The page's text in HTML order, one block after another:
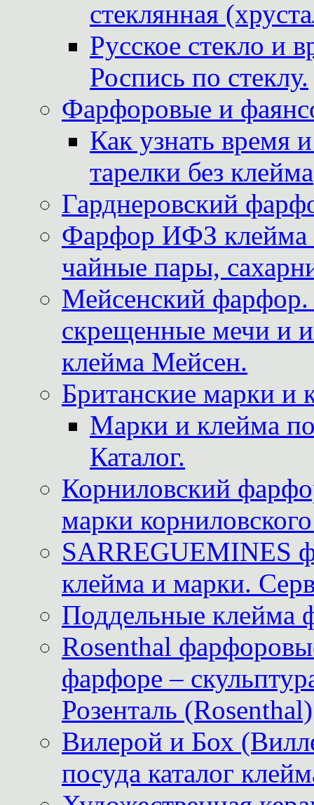
стеклянная
Русское стекло и
Роспись по стеклу.
Фарфоровые и
Как узнать время
тарелки без клейма
Гарднеровский
Фарфор ИФЗ клейма
чайные пары,
Мейсенский фарфор.
скрещенные мечи и
клейма Мейсен.
Британские марки и
Марки и клейма
Каталог.
Корниловский
марки
SARREGUEMINES
клейма и марки.
Поддельные клейма
Rosenthal
фарфоре –
Розенталь (Rosenthal)
Вилерой и Бох
посуда каталог